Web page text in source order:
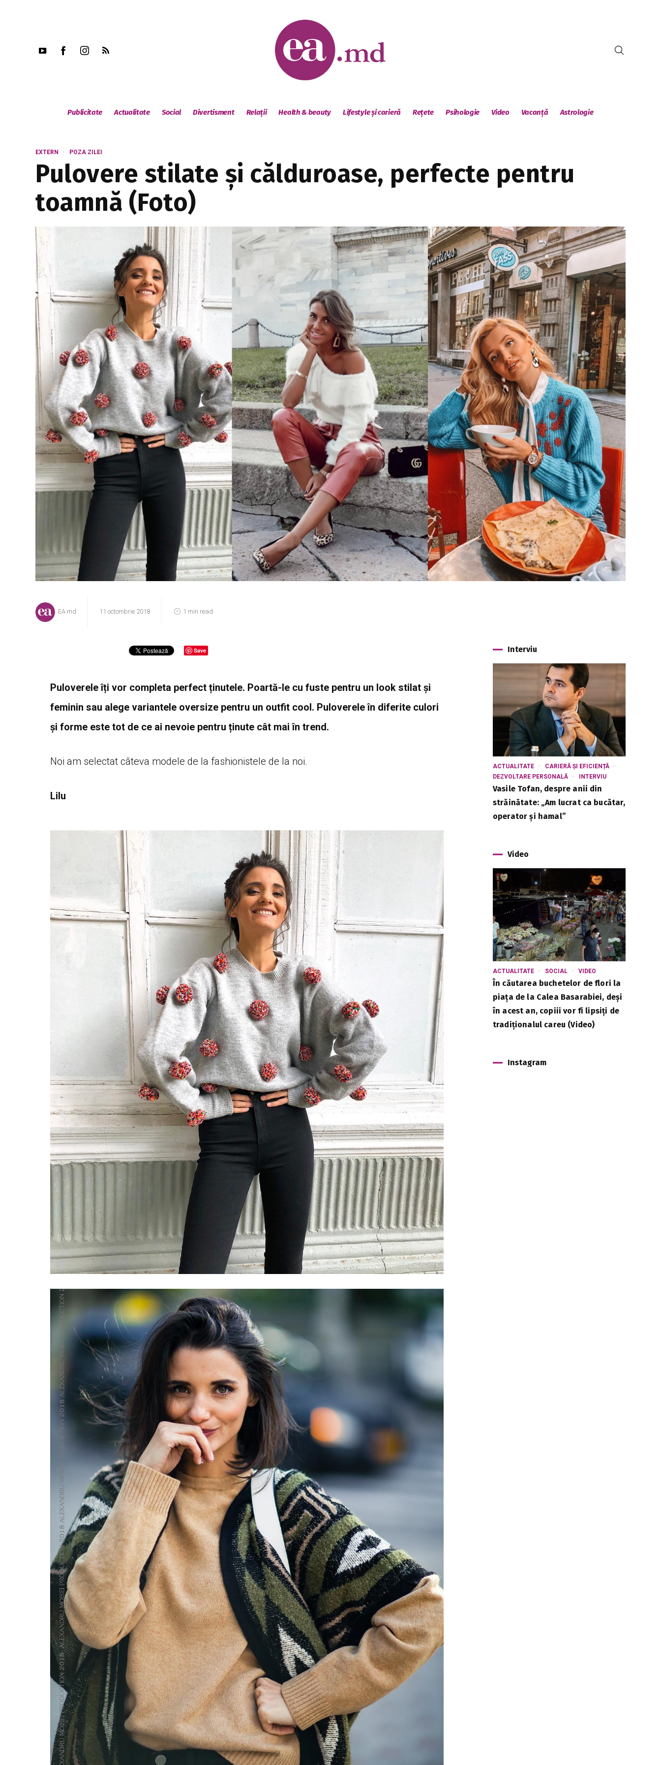
Publicitate Actualitate Social Divertisment Relații Health & beauty Lifestyle și carieră Rețete Psihologie Video Vacanță Astrologie
EXTERN POZA ZILEI
Pulovere stilate și călduroase, perfecte pentru
toamnă (Foto)
EA.md 11 octombrie 2018 1 min read
Save
Puloverele îți vor completa perfect ținutele. Poartă-le cu fuste pentru un look stilat și
feminin sau alege variantele oversize pentru un outfit cool. Puloverele în diferite culori
și forme este tot de ce ai nevoie pentru ținute cât mai în trend.
Noi am selectat câteva modele de la fashionistele de la noi.
Lilu
Interviu
ACTUALITATE
CARIERĂ ȘI EFICIENȚĂ
DEZVOLTARE PERSONALĂ
INTERVIU
Vasile Tofan, despre anii din
străinătate: „Am lucrat ca bucătar,
operator și hamal”
Video
ACTUALITATE SOCIAL VIDEO
În căutarea buchetelor de flori la
piața de la Calea Basarabiei, deși
în acest an, copiii vor fi lipsiți de
tradiționalul careu (Video)
Instagram